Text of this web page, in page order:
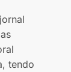
tendo